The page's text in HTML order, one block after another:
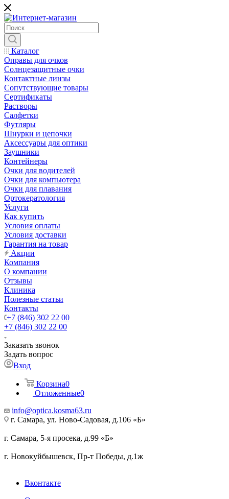
Каталог
Оправы для очков
Солнцезащитные очки
Контактные линзы
Сопутствующие товары
Сертификаты
Растворы
Салфетки
Футляры
Шнурки и цепочки
Аксессуары для оптики
Заушники
Контейнеры
Очки для водителей
Очки для компьютера
Очки для плавания
Ортокератология
Услуги
Как купить
Условия оплаты
Условия доставки
Гарантия на товар
Акции
Компания
О компании
Отзывы
Клиника
Полезные статьи
Контакты
+7 (846) 302 22 00
+7 (846) 302 22 00
Заказать звонок
Задать вопрос
Вход
Корзина0
Отложенные0
info@optica.kosma63.ru
г. Самара, ул. Ново-Садовая, д.106 «Б»
г. Самара, 5-я просека, д.99 «Б»
г. Новокуйбышевск, Пр-т Победы, д.1ж
Вконтакте